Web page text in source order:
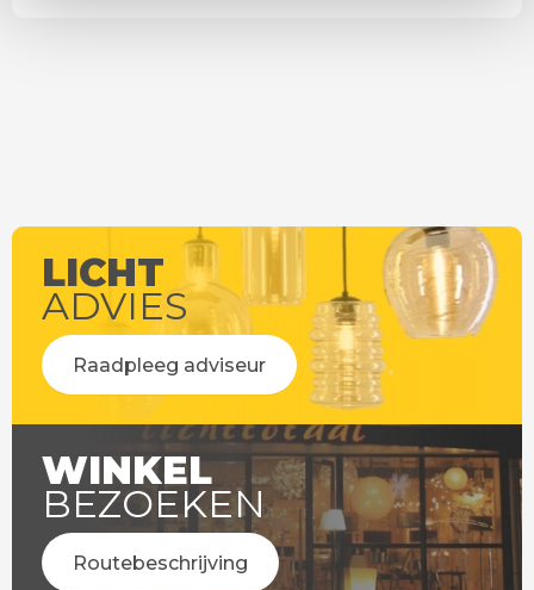
LICHT
ADVIES
Raadpleeg adviseur
WINKEL
BEZOEKEN
Routebeschrijving